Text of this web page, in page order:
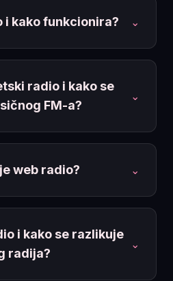
i kako funkcionira? ⌄
radio i kako se
FM-a?
⌄
web radio? ⌄
i kako se razlikuje
radija?
⌄